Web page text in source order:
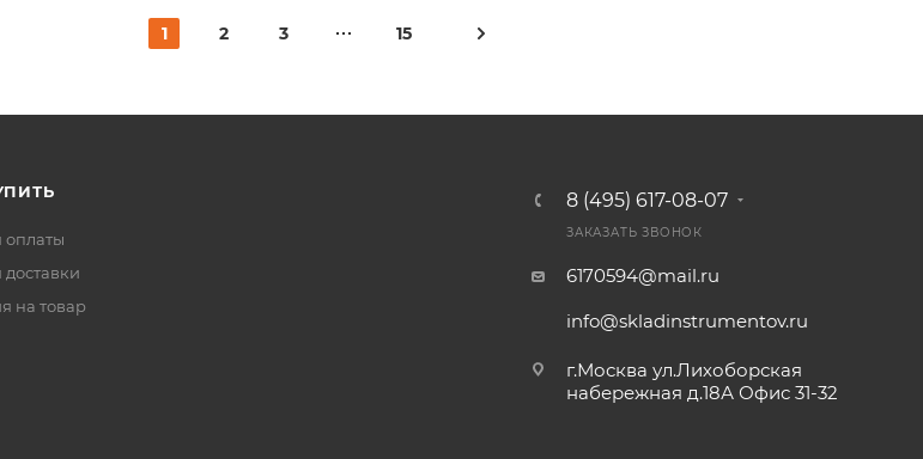
1 2 3 15
оплаты
доставки
на товар
8 (495) 617-08-07
ЗАКАЗАТЬ ЗВОНОК
6170594@mail.ru
info@skladinstrumentov.ru
г.Москва ул.Лихоборская
набережная д.18А Офис 31-32